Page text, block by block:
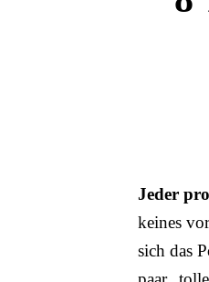
Jeder
keines
sich das